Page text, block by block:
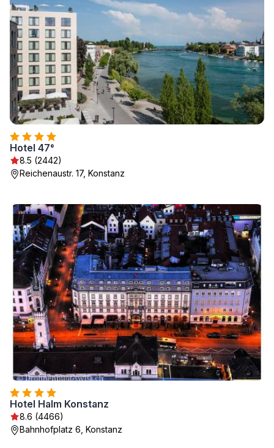
Hotel 47°
8.5 (2442)
Reichenaustr. 17, Konstanz
Hotel Halm Konstanz
8.6 (4466)
Bahnhofplatz 6, Konstanz